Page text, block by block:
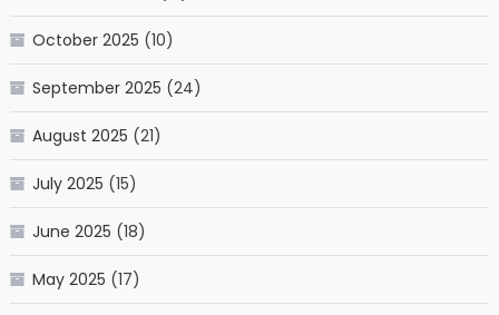
October 2025 (10)
September 2025 (24)
August 2025 (21)
July 2025 (15)
June 2025 (18)
May 2025 (17)